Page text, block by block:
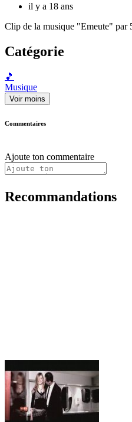
il y a 18 ans
Clip de la musique "Emeute" par
Catégorie
🎵
Musique
Voir moins
Commentaires
Ajoute ton commentaire
Recommandations